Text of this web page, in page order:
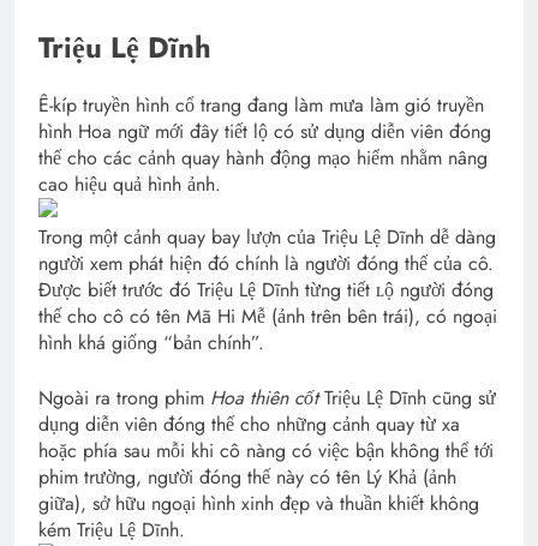
Triệu Lệ Dĩnh
Ê-kíp truyền hình cổ trang đang làm mưa làm gió truyền
hình Hoa ngữ mới đây tiết lộ có sử dụng diễn viên đóng
thế cho các cảnh quay hành động mạo hiểm nhằm nâng
cao hiệu quả hình ảnh.
Trong một cảnh quay bay lượn của Triệu Lệ Dĩnh dễ dàng
người xem phát hiện đó chính là người đóng thế của cô.
Được biết trước đó Triệu Lệ Dĩnh từng tiết ʟộ người đóng
thế cho cô có tên Mã Hi Mễ (ảnh trên bên trái), có ngoại
hình khá giống “bản chính”.
Ngoài ra trong phim Hoa thiên cốtTriệu Lệ Dĩnh cũng sử
dụng diễn viên đóng thế cho những cảnh quay từ xa
hoặc phía sau mỗi khi cô nàng có việc bận không thể tới
phim trường, người đóng thế này có tên Lý Khả (ảnh
giữa), sở hữu ngoại hình xinh đẹp và thuần khiết không
kém Triệu Lệ Dĩnh.